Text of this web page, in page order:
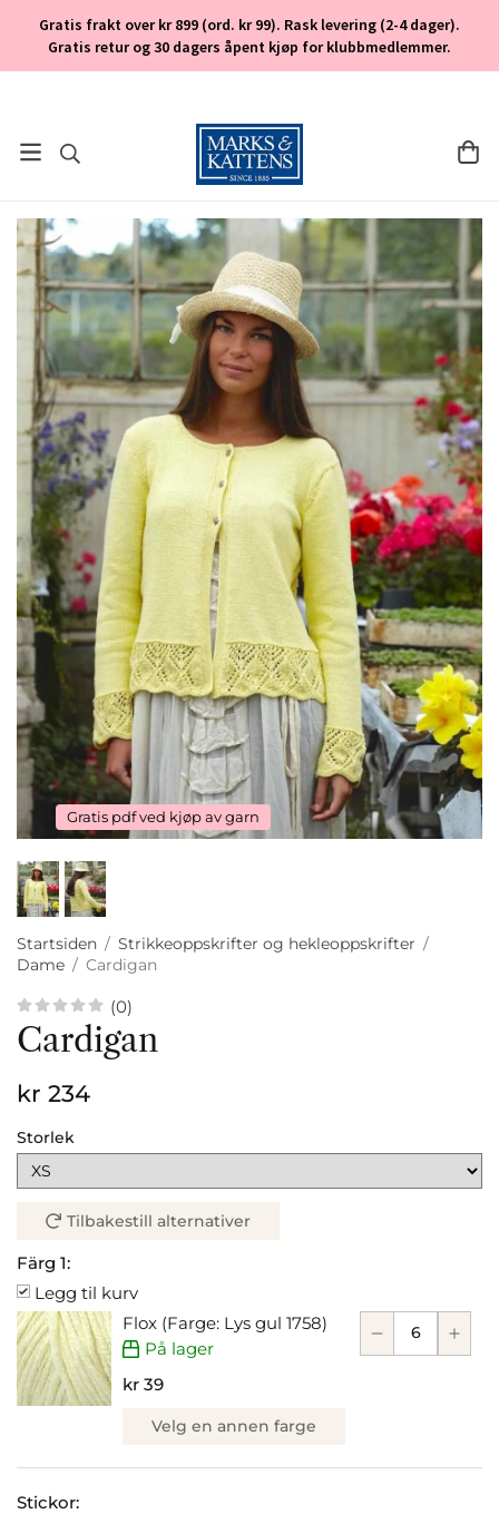
Gratis frakt over kr 899 (ord. kr 99). Rask levering (2-4 dager).
Gratis retur og 30 dagers åpent kjøp for klubbmedlemmer.
Gratis pdf ved kjøp av garn
Startsiden / Strikkeoppskrifter og hekleoppskrifter /
Dame / Cardigan
(0)
Cardigan
kr 234
Storlek
Tilbakestill alternativer
Färg 1:
Legg til kurv
Flox (Farge: Lys gul 1758)
På lager
kr 39
Velg en annen farge
Stickor: